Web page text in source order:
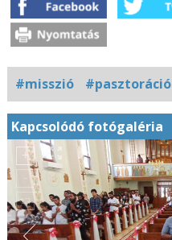
#misszió #pasztoráció
Kapcsolódó fotógaléria